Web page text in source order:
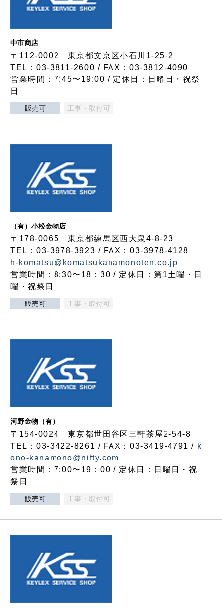
中市商店
〒112-0002 東京都文京区小石川1-25-2
TEL：03-3811-2600 / FAX：03-3812-4090
営業時間：7:45〜19:00 / 定休日：日曜日・祝祭
日
販売可 工事・取付可
（有）小松金物店
〒178-0065 東京都練馬区西大泉4-8-23
TEL：03-3978-3923 / FAX：03-3978-4128
h-komatsu@komatsukanamonoten.co.jp
営業時間：8:30〜18：30 / 定休日：第1土曜・日
曜・祝祭日
販売可 工事・取付可
河野金物（有）
〒154-0024 東京都世田谷区三軒茶屋2-54-8
TEL：03-3422-8261 / FAX：03-3419-4791 / k
ono-kanamono@nifty.com
営業時間：7:00〜19：00 / 定休日：日曜日・祝
祭日
販売可 工事・取付可